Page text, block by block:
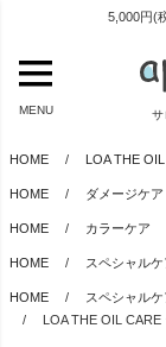
5,000円(
サ
MENU
HOME LOA THE OIL
HOME ダメージケア
HOME カラーケア
HOME スペシャルケ
HOME スペシャルケ
LOA THE OIL